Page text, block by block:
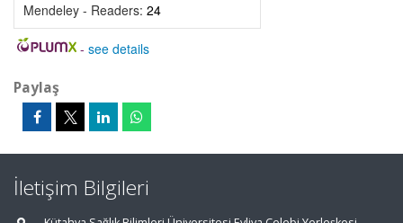
Mendeley - Readers: 24
- see details
Paylaş
İletişim Bilgileri